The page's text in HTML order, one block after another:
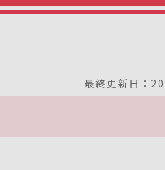
最終更新日：